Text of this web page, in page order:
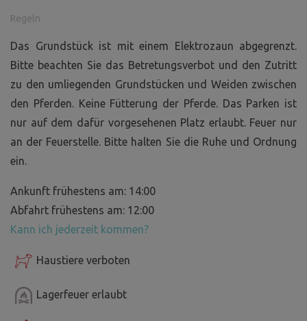
Regeln
Das Grundstück ist mit einem Elektrozaun abgegrenzt.
Bitte beachten Sie das Betretungsverbot und den Zutritt
zu den umliegenden Grundstücken und Weiden zwischen
den Pferden. Keine Fütterung der Pferde. Das Parken ist
nur auf dem dafür vorgesehenen Platz erlaubt. Feuer nur
an der Feuerstelle. Bitte halten Sie die Ruhe und Ordnung
ein.
Ankunft frühestens am: 14:00
Abfahrt frühestens am: 12:00
Kann ich jederzeit kommen?
Haustiere verboten
Lagerfeuer erlaubt